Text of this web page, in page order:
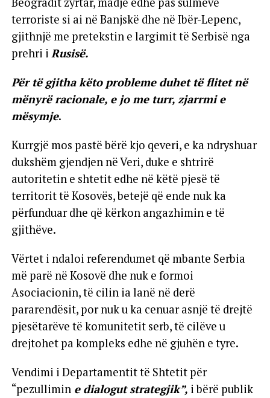
terroriste si ai në Banjskë dhe në Ibër-Lepenc,
gjithnjë me pretekstin e largimit të Serbisë nga
prehri i Rusisë.
Për të gjitha këto probleme duhet të flitet në
mënyrë racionale, e jo me turr, zjarrmi e
mësymje.
Kurrgjë mos pastë bërë kjo qeveri, e ka ndryshuar
dukshëm gjendjen në Veri, duke e shtrirë
autoritetin e shtetit edhe në këtë pjesë të
territorit të Kosovës, betejë që ende nuk ka
përfunduar dhe që kërkon angazhimin e të
gjithëve.
Vërtet i ndaloi referendumet që mbante Serbia
më parë në Kosovë dhe nuk e formoi
Asociacionin, të cilin ia lanë në derë
pararendësit, por nuk u ka cenuar asnjë të drejtë
pjesëtarëve të komunitetit serb, të cilëve u
drejtohet pa kompleks edhe në gjuhën e tyre.
Vendimi i Departamentit të Shtetit për
“pezullimine dialogut strategjik”, i bërë publik